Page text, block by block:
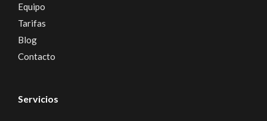
Equipo
Tarifas
Blog
Contacto
Servicios